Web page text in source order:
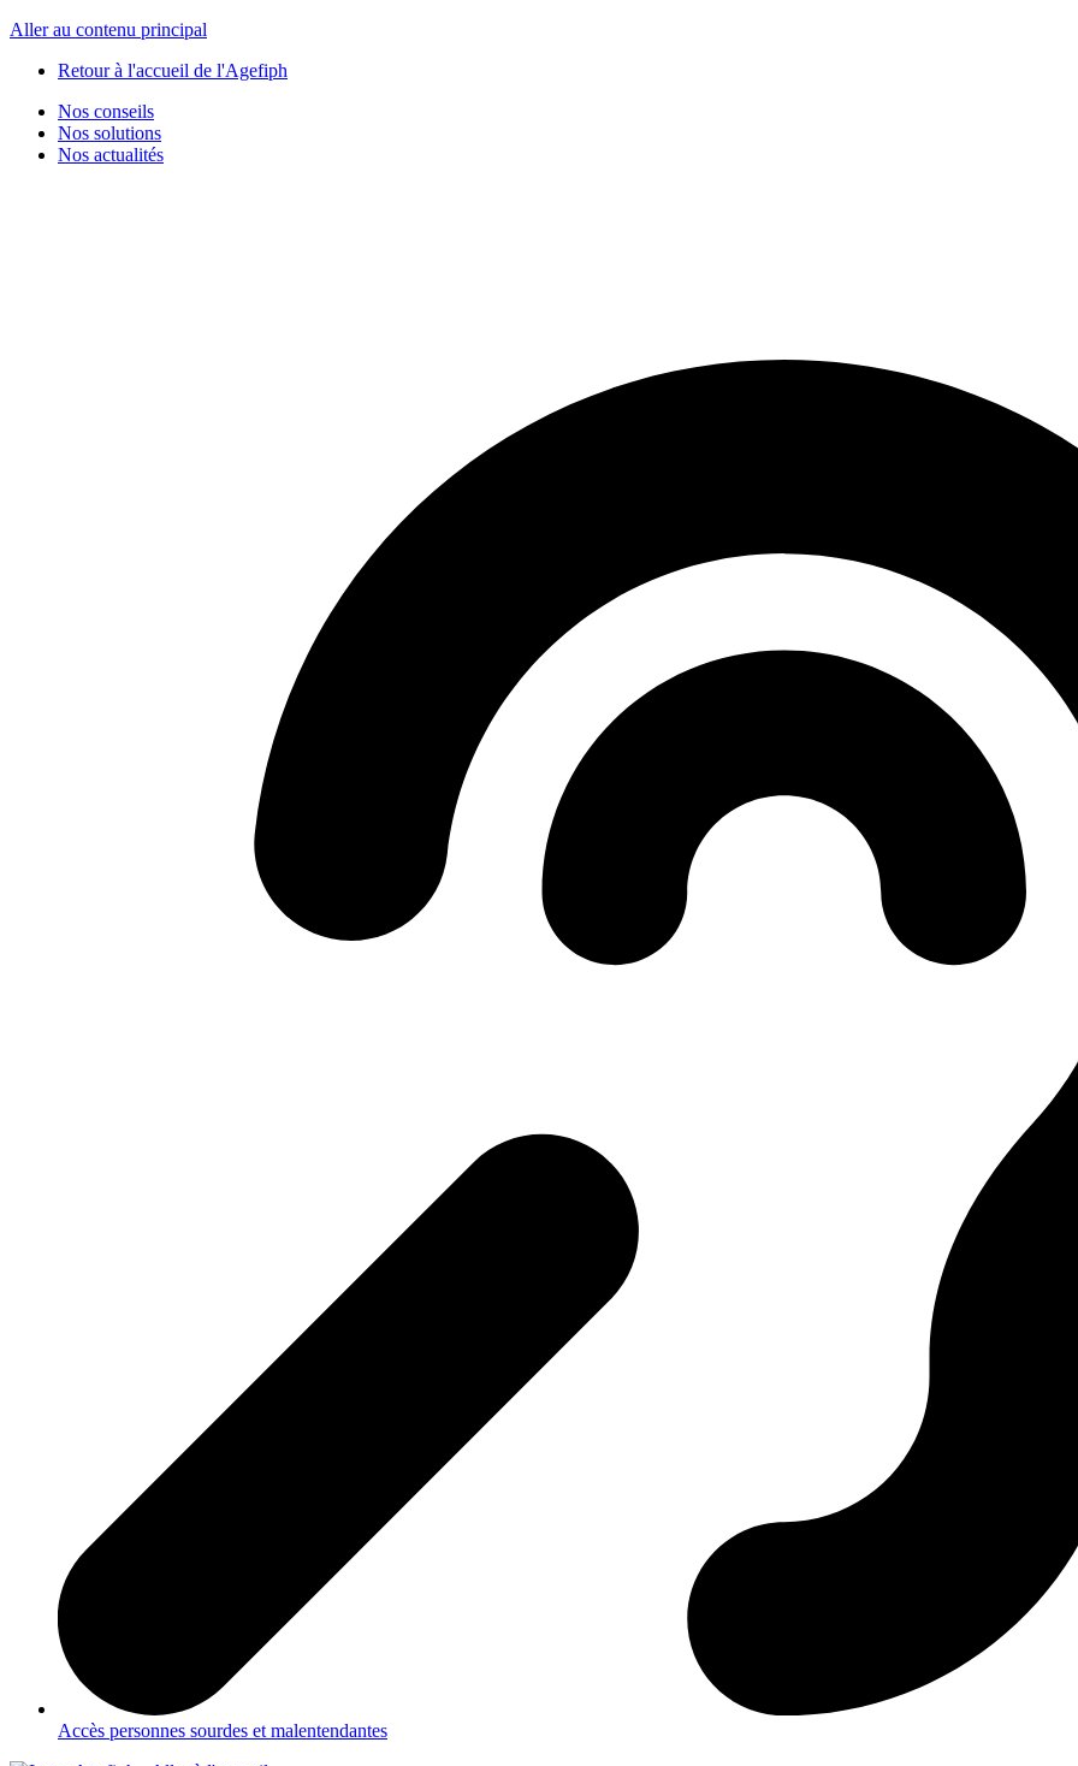
Aller au contenu principal
Retour à l'accueil de l'Agefiph
Nos conseils
Nos solutions
Nos actualités
Accès personnes sourdes et malentendantes